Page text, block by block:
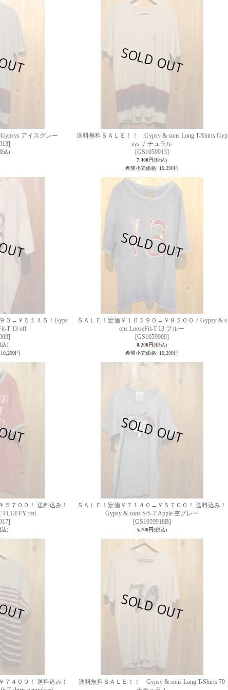
アイスグレー
込)
送料無料ＳＡＬＥ！！ Gypsy & sons Long T-Shirts Gyp
sys ナチュラル
[GS1059913]
7,400円(税込)
希望小売価格: 10,290円
０→￥５１４５！Gyps
T 13 off
込)
10,290円
ＳＡＬＥ！定価￥１０２９０→￥８２００！Gypsy & s
ons LooseFit-T 13 ブルー
[GS1059909]
8,200円(税込)
希望小売価格: 10,290円
５７００！ 送料込み！
FLUFFY red
込)
ＳＡＬＥ！定価￥７１４０→￥５７００！ 送料込み！
Gypsy & sons S/S-T Apple 杢グレー
[GS1059918B]
5,700円(税込)
７４００！ 送料込み！
送料無料ＳＡＬＥ！！ Gypsy & sons Long T-Shirts 70